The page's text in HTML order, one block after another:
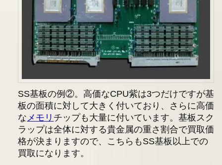
SS基板の例②。高価なCPU紫は3つだけですが基
板の面積に対して大きく付いており、さらに高価
なメモリ チップも大量に付いています。基板スク
ラップは全体に対する貴金属の重さ割合で買取価
格が決まりますので、こちらもSS基板以上での
買取になります。